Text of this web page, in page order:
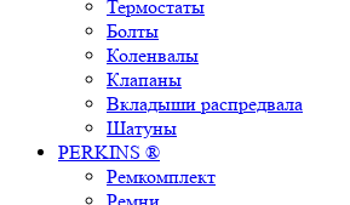
Термостаты
Болты
Коленвалы
Клапаны
Вкладыши распредвала
Шатуны
PERKINS ®
Ремкомплект